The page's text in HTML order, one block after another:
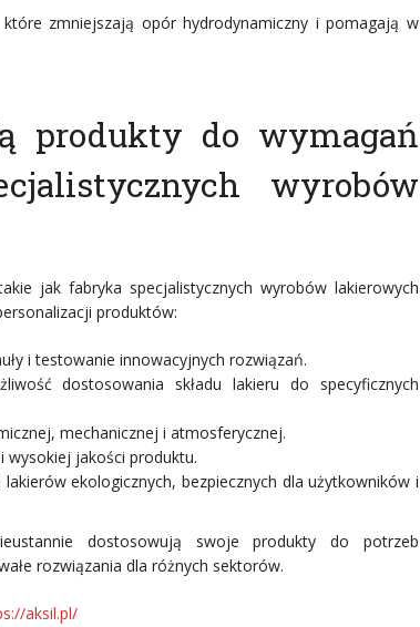
zmniejszają opór hydrodynamiczny i pomagają w
produkty do wymagań
wyrobów
jak fabryka specjalistycznych wyrobów lakierowych
produktów:
i testowanie innowacyjnych rozwiązań.
dostosowania składu lakieru do specyficznych
mechanicznej i atmosferycznej.
wysokiej jakości produktu.
ekologicznych, bezpiecznych dla użytkowników i
dostosowują swoje produkty do potrzeb
rozwiązania dla różnych sektorów.
aksil.pl/